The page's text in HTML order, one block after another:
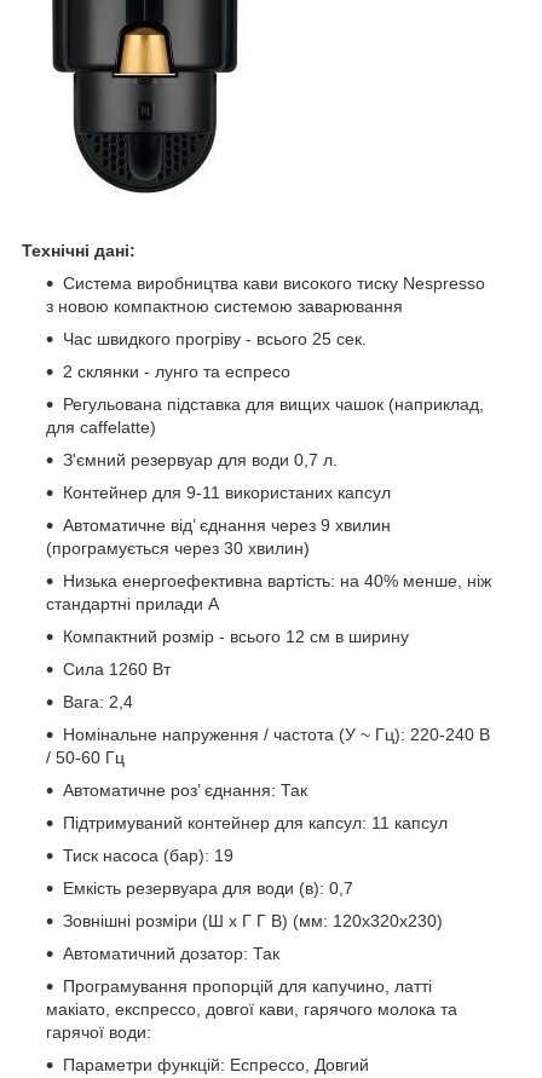
Технічні дані:
Система виробництва кави високого тиску Nespresso
з новою компактною системою заварювання
Час швидкого прогріву - всього 25 сек.
2 склянки - лунго та еспресо
Регульована підставка для вищих чашок (наприклад,
для caffelatte)
З'ємний резервуар для води 0,7 л.
Контейнер для 9-11 використаних капсул
Автоматичне від’ єднання через 9 хвилин
(програмується через 30 хвилин)
Низька енергоефективна вартість: на 40% менше, ніж
стандартні прилади А
Компактний розмір - всього 12 см в ширину
Сила 1260 Вт
Вага: 2,4
Номінальне напруження / частота (У ~ Гц): 220-240 В
/ 50-60 Гц
Автоматичне роз’ єднання: Так
Підтримуваний контейнер для капсул: 11 капсул
Тиск насоса (бар): 19
Емкість резервуара для води (в): 0,7
Зовнішні розміри (Ш x Г Г В) (мм: 120x320x230)
Автоматичний дозатор: Так
Програмування пропорцій для капучино, латті
макіато, експрессо, довгої кави, гарячого молока та
гарячої води:
Параметри функцій: Еспрессо, Довгий